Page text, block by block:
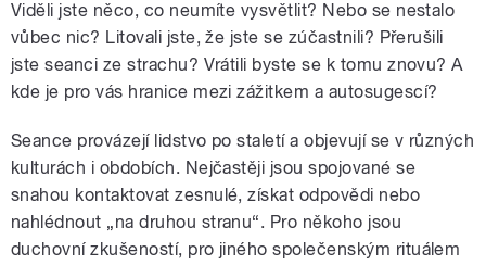
Viděli jste něco, co neumíte vysvětlit? Nebo se nestalo
vůbec nic? Litovali jste, že jste se zúčastnili? Přerušili
jste seanci ze strachu? Vrátili byste se k tomu znovu? A
kde je pro vás hranice mezi zážitkem a autosugescí?
Seance provázejí lidstvo po staletí a objevují se v různých
kulturách i obdobích. Nejčastěji jsou spojované se
snahou kontaktovat zesnulé, získat odpovědi nebo
nahlédnout „na druhou stranu“. Pro někoho jsou
duchovní zkušeností, pro jiného společenským rituálem